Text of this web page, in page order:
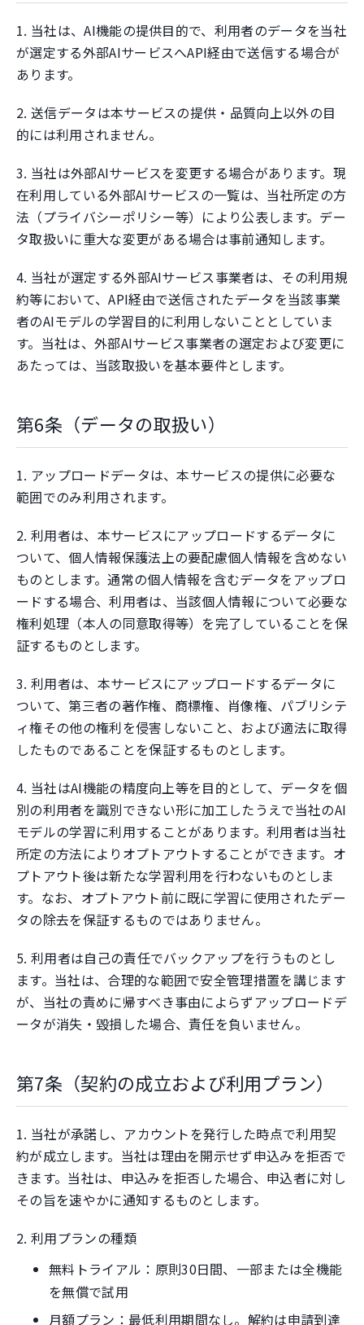
1. 当社は、AI機能の提供目的で、利用者のデータを当社
が選定する外部AIサービスへAPI経由で送信する場合が
あります。
2. 送信データは本サービスの提供・品質向上以外の目
的には利用されません。
3. 当社は外部AIサービスを変更する場合があります。現
在利用している外部AIサービスの一覧は、当社所定の方
法（プライバシーポリシー等）により公表します。デー
タ取扱いに重大な変更がある場合は事前通知します。
4. 当社が選定する外部AIサービス事業者は、その利用規
約等において、API経由で送信されたデータを当該事業
者のAIモデルの学習目的に利用しないこととしていま
す。当社は、外部AIサービス事業者の選定および変更に
あたっては、当該取扱いを基本要件とします。
第6条（データの取扱い）
1. アップロードデータは、本サービスの提供に必要な
範囲でのみ利用されます。
2. 利用者は、本サービスにアップロードするデータに
ついて、個人情報保護法上の要配慮個人情報を含めない
ものとします。通常の個人情報を含むデータをアップロ
ードする場合、利用者は、当該個人情報について必要な
権利処理（本人の同意取得等）を完了していることを保
証するものとします。
3. 利用者は、本サービスにアップロードするデータに
ついて、第三者の著作権、商標権、肖像権、パブリシテ
ィ権その他の権利を侵害しないこと、および適法に取得
したものであることを保証するものとします。
4. 当社はAI機能の精度向上等を目的として、データを個
別の利用者を識別できない形に加工したうえで当社のAI
モデルの学習に利用することがあります。利用者は当社
所定の方法によりオプトアウトすることができます。オ
プトアウト後は新たな学習利用を行わないものとしま
す。なお、オプトアウト前に既に学習に使用されたデー
タの除去を保証するものではありません。
5. 利用者は自己の責任でバックアップを行うものとし
ます。当社は、合理的な範囲で安全管理措置を講じます
が、当社の責めに帰すべき事由によらずアップロードデ
ータが消失・毀損した場合、責任を負いません。
第7条（契約の成立および利用プラン）
1. 当社が承諾し、アカウントを発行した時点で利用契
約が成立します。当社は理由を開示せず申込みを拒否で
きます。当社は、申込みを拒否した場合、申込者に対し
その旨を速やかに通知するものとします。
2. 利用プランの種類
無料トライアル：原則30日間、一部または全機能
を無償で試用
月額プラン：最低利用期間なし。解約は申請到達